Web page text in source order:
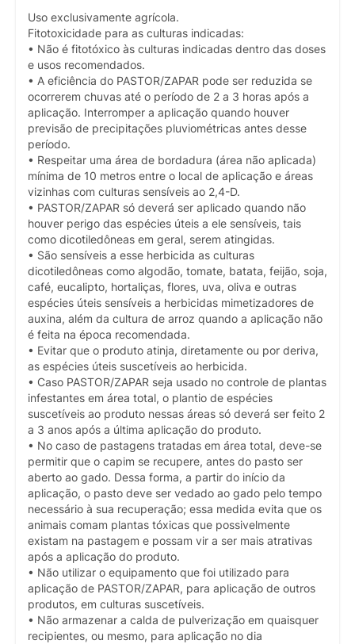
Uso exclusivamente agrícola.
Fitotoxicidade para as culturas indicadas:
• Não é fitotóxico às culturas indicadas dentro das doses
e usos recomendados.
• A eficiência do PASTOR/ZAPAR pode ser reduzida se
ocorrerem chuvas até o período de 2 a 3 horas após a
aplicação. Interromper a aplicação quando houver
previsão de precipitações pluviométricas antes desse
período.
• Respeitar uma área de bordadura (área não aplicada)
mínima de 10 metros entre o local de aplicação e áreas
vizinhas com culturas sensíveis ao 2,4-D.
• PASTOR/ZAPAR só deverá ser aplicado quando não
houver perigo das espécies úteis a ele sensíveis, tais
como dicotiledôneas em geral, serem atingidas.
• São sensíveis a esse herbicida as culturas
dicotiledôneas como algodão, tomate, batata, feijão, soja,
café, eucalipto, hortaliças, flores, uva, oliva e outras
espécies úteis sensíveis a herbicidas mimetizadores de
auxina, além da cultura de arroz quando a aplicação não
é feita na época recomendada.
• Evitar que o produto atinja, diretamente ou por deriva,
as espécies úteis suscetíveis ao herbicida.
• Caso PASTOR/ZAPAR seja usado no controle de plantas
infestantes em área total, o plantio de espécies
suscetíveis ao produto nessas áreas só deverá ser feito 2
a 3 anos após a última aplicação do produto.
• No caso de pastagens tratadas em área total, deve-se
permitir que o capim se recupere, antes do pasto ser
aberto ao gado. Dessa forma, a partir do início da
aplicação, o pasto deve ser vedado ao gado pelo tempo
necessário à sua recuperação; essa medida evita que os
animais comam plantas tóxicas que possivelmente
existam na pastagem e possam vir a ser mais atrativas
após a aplicação do produto.
• Não utilizar o equipamento que foi utilizado para
aplicação de PASTOR/ZAPAR, para aplicação de outros
produtos, em culturas suscetíveis.
• Não armazenar a calda de pulverização em quaisquer
recipientes, ou mesmo, para aplicação no dia